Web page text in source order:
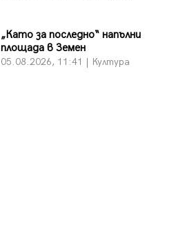
„Като за последно“ напълни
площада в Земен
05.08.2026, 11:41 | Култура